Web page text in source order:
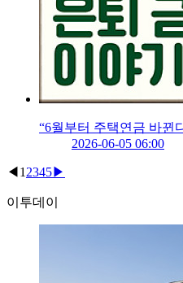
“6월부터 주택연금 바뀐
2026-06-05 06:00
◀ 1 2345▶
이투데이